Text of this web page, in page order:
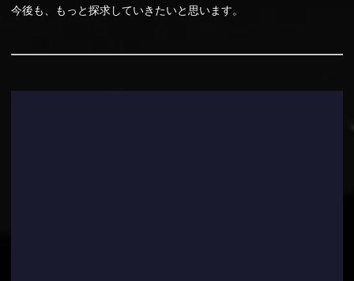
今後も、もっと探求していきたいと思います。